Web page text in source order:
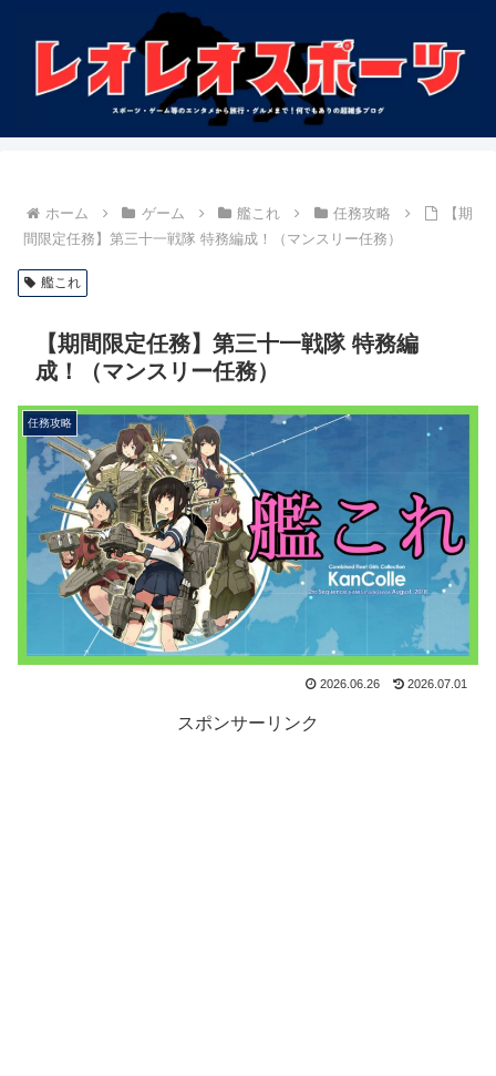
ホーム ゲーム 艦これ 任務攻略
【期
間限定任務】第三十一戦隊 特務編成！（マンスリー任務）
艦これ
【期間限定任務】第三十一戦隊 特務編
成！（マンスリー任務）
任務攻略
2026.06.26 2026.07.01
スポンサーリンク